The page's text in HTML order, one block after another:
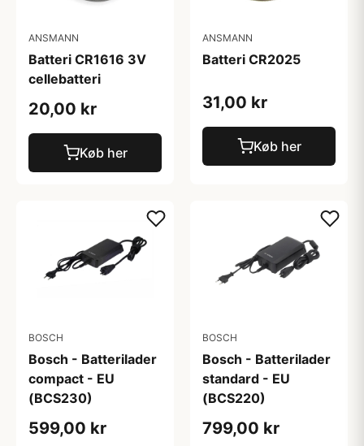
ANSMANN
Batteri CR1616 3V
cellebatteri
20,00 kr
Køb her
ANSMANN
Batteri CR2025
31,00 kr
Køb her
BOSCH
Bosch - Batterilader
compact - EU
(BCS230)
599,00 kr
BOSCH
Bosch - Batterilader
standard - EU
(BCS220)
799,00 kr